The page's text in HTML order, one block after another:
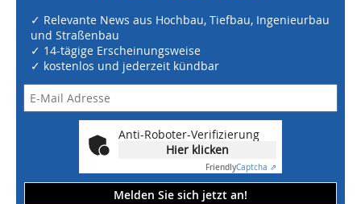
✓ Relevante News aus Hochbau, Tiefbau, Ingenieurbau
und Straßenbau
✓ 14-tägige Erscheinungsweise
✓ kostenlos und jederzeit kündbar
Anti-Roboter-Verifizierung
Hier klicken
FriendlyCaptcha ⇗
Melden Sie sich jetzt an!